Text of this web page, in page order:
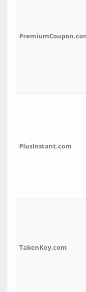
PlusInstant.com
TakenKey.com